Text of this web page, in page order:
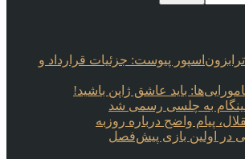
پیوست: جزئیات قرارداد و
باید عاشق ژاپن باشید!
به چلسی رسمی شد
پیام واضح درباره روزبه
در اولین بازی پیش‌فصل